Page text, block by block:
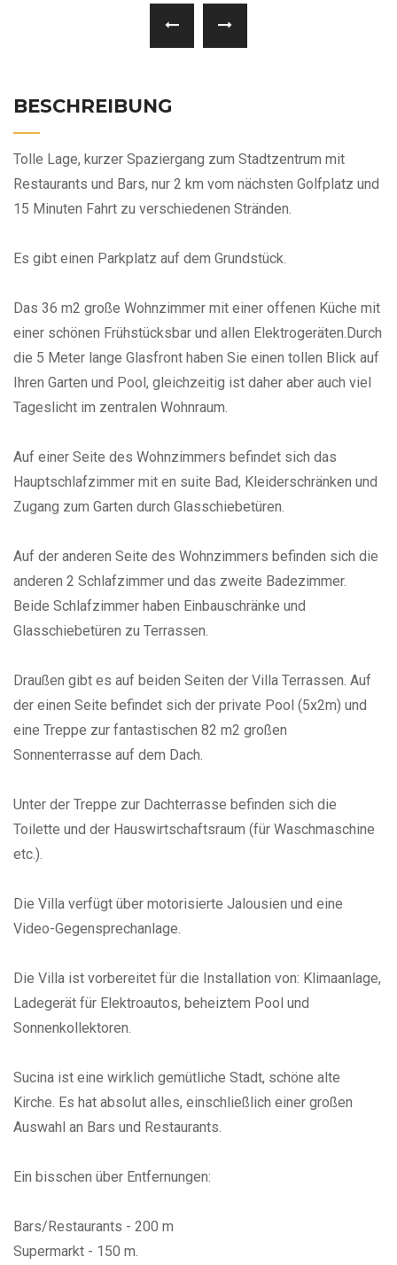
BESCHREIBUNG
Tolle Lage, kurzer Spaziergang zum Stadtzentrum mit
Restaurants und Bars, nur 2 km vom nächsten Golfplatz und
15 Minuten Fahrt zu verschiedenen Stränden.
Es gibt einen Parkplatz auf dem Grundstück.
Das 36 m2 große Wohnzimmer mit einer offenen Küche mit
einer schönen Frühstücksbar und allen Elektrogeräten.Durch
die 5 Meter lange Glasfront haben Sie einen tollen Blick auf
Ihren Garten und Pool, gleichzeitig ist daher aber auch viel
Tageslicht im zentralen Wohnraum.
Auf einer Seite des Wohnzimmers befindet sich das
Hauptschlafzimmer mit en suite Bad, Kleiderschränken und
Zugang zum Garten durch Glasschiebetüren.
Auf der anderen Seite des Wohnzimmers befinden sich die
anderen 2 Schlafzimmer und das zweite Badezimmer.
Beide Schlafzimmer haben Einbauschränke und
Glasschiebetüren zu Terrassen.
Draußen gibt es auf beiden Seiten der Villa Terrassen. Auf
der einen Seite befindet sich der private Pool (5x2m) und
eine Treppe zur fantastischen 82 m2 großen
Sonnenterrasse auf dem Dach.
Unter der Treppe zur Dachterrasse befinden sich die
Toilette und der Hauswirtschaftsraum (für Waschmaschine
etc.).
Die Villa verfügt über motorisierte Jalousien und eine
Video-Gegensprechanlage.
Die Villa ist vorbereitet für die Installation von: Klimaanlage,
Ladegerät für Elektroautos, beheiztem Pool und
Sonnenkollektoren.
Sucina ist eine wirklich gemütliche Stadt, schöne alte
Kirche. Es hat absolut alles, einschließlich einer großen
Auswahl an Bars und Restaurants.
Ein bisschen über Entfernungen:
Bars/Restaurants - 200 m
Supermarkt - 150 m.